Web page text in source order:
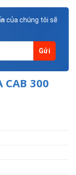
của chúng tôi sẽ
CAB 300